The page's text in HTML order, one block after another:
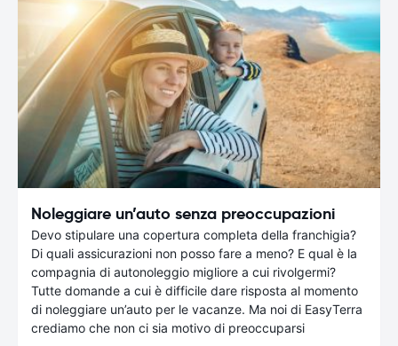
Noleggiare un’auto senza preoccupazioni
Devo stipulare una copertura completa della franchigia?
Di quali assicurazioni non posso fare a meno? E qual è la
compagnia di autonoleggio migliore a cui rivolgermi?
Tutte domande a cui è difficile dare risposta al momento
di noleggiare un’auto per le vacanze. Ma noi di EasyTerra
crediamo che non ci sia motivo di preoccuparsi